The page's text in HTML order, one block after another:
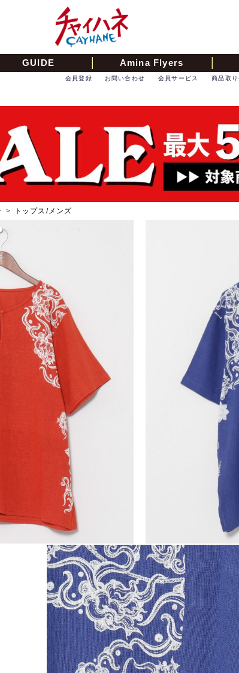
GUIDE Amina Flyers
商品取
会員サービス
お問い合わせ
会員登録
> トップス/メンズ